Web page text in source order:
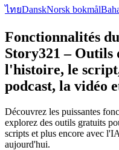
ไทยDanskNorsk bokmål
Fonctionnalités
Story321 – Outils
l'histoire, le
podcast, la vidéo
Découvrez les puissantes
explorez des outils gratuits
scripts et plus encore avec
aujourd'hui.